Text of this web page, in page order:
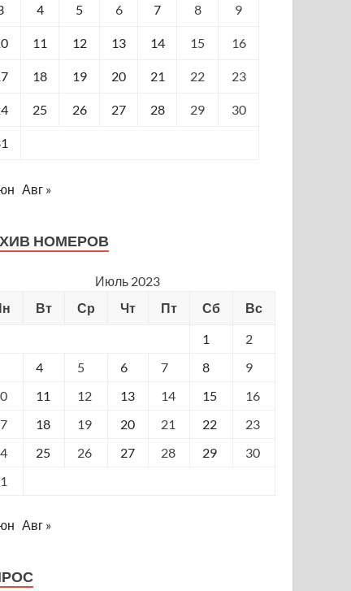
4 5 6 7 8 9
11 12 13 14 15 16
18 19 20 21 22 23
25 26 27 28 29 30
Авг »
НОМЕРОВ
Июль 2023
Вт Ср Чт Пт Сб
Вс
1
2
4 5 6 7 8
9
11 12 13 14 15
16
18 19 20 21 22
23
25 26 27 28 29
30
Авг »